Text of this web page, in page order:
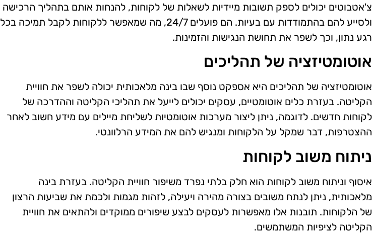
צ'אטבוטים יכולים לספק תשובות מיידיות לשאלות של לקוחות, להנחות אותם בתהליך הרכישה
ולסייע להם בהתמודדות עם בעיות. הם פועלים 24/7, מה שמאפשר ללקוחות לקבל תמיכה בכל
רגע נתון, וכך לשפר את תחושת הנגישות והזמינות.
אוטומטיזציה של תהליכים
אוטומטיזציה של תהליכים היא אספקט נוסף שבו בינה מלאכותית יכולה לשפר את חוויית
הקליטה. בעזרת כלים אוטומטיים, עסקים יכולים לייעל את תהליכי הקליטה וההדרכה של
לקוחות חדשים. לדוגמה, ניתן ליצור מערכות אוטומטיות לשליחת מיילים עם מידע חשוב לאחר
ההצטרפות, דבר שמקל על הלקוחות ומנגיש להם את המידע הרלוונטי.
ניתוח משוב לקוחות
איסוף וניתוח משוב לקוחות הוא חלק בלתי נפרד משיפור חוויית הקליטה. בעזרת בינה
מלאכותית, ניתן לנתח משובים בצורה מהירה ויעילה, לזהות מגמות ולכמת את שביעות הרצון
של הלקוחות. תובנות אלו מאפשרות לעסקים לבצע שיפורים ממוקדים ולהתאים את חוויית
הקליטה לציפיות המשתמשים.